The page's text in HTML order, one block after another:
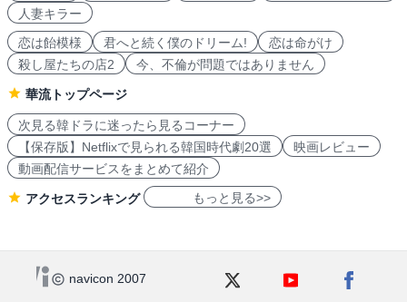
人妻キラー
恋は飴模様
君へと続く僕のドリーム!
恋は命がけ
殺し屋たちの店2
今、不倫が問題ではありません
華流トップページ
次見る韓ドラに迷ったら見るコーナー
【保存版】Netflixで見られる韓国時代劇20選
映画レビュー
動画配信サービスをまとめて紹介
アクセスランキング もっと見る>>
navicon 2007